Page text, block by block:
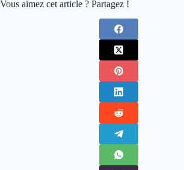
Vous aimez cet article ? Partagez !